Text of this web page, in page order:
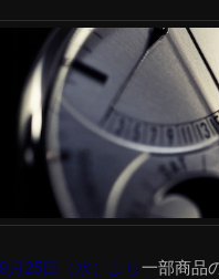
月25日（水）より一部商品